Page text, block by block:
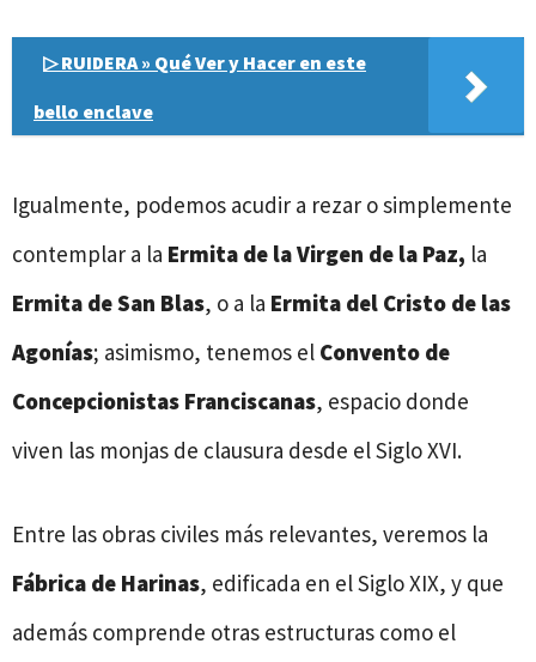
▷ RUIDERA » Qué Ver y Hacer en este
bello enclave
Igualmente, podemos acudir a rezar o simplemente
contemplar a la Ermita de la Virgen de la Paz, la
Ermita de San Blas, o a la Ermita del Cristo de las
Agonías; asimismo, tenemos el Convento de
Concepcionistas Franciscanas, espacio donde
viven las monjas de clausura desde el Siglo XVI.
Entre las obras civiles más relevantes, veremos la
Fábrica de Harinas, edificada en el Siglo XIX, y que
además comprende otras estructuras como el